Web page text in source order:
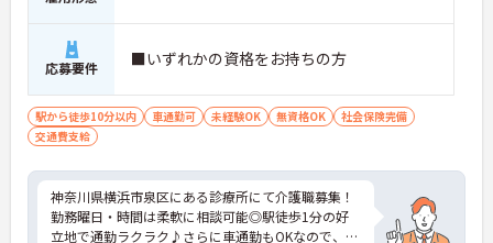
応募要件 ■いずれかの資格をお持ちの方
駅から徒歩10分以内 車通勤可 未経験OK 無資格OK
社会保険完備
交通費支給
神奈川県横浜市泉区にある診療所にて介護職募集！
勤務曜日・時間は柔軟に相談可能◎駅徒歩1分の好
立地で通勤ラクラク♪さらに車通勤もOKなので、ご